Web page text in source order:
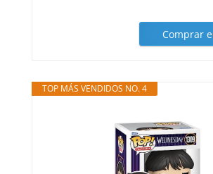
Comprar
TOP MÁS VENDIDOS NO. 4